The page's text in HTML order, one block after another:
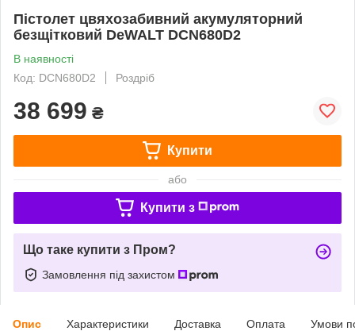
Пістолет цвяхозабивний акумуляторний
безщітковий DeWALT DCN680D2
В наявності
Код: DCN680D2
Роздріб
38 699 ₴
Купити
або
Купити з
Що таке купити з Пром?
Замовлення під захистом
Опис Характеристики Доставка Оплата Умови